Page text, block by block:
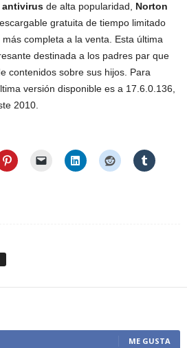
antivirus de alta popularidad, Norton
gratuita de tiempo limitado
completa a la venta. Esta última
destinada a los padres par que
contenidos sobre sus hijos. Para
versión disponible es a 17.6.0.136,
2010.
ME GUSTA